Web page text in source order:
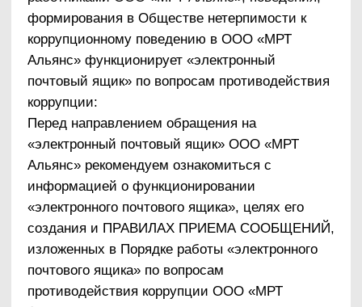
информацией о функционировании
«электронного почтового ящика», целях его
создания и ПРАВИЛАХ ПРИЕМА СООБЩЕНИЙ,
почтового ящика» по вопросам
противодействия коррупции ООО «МРТ
Правила приема сообщений на «электронный
почтовый ящик»
На «электронный почтовый ящик» по вопросам
рассматривается информация о фактах:
коррупционных проявлений в действиях
конфликта интересов в действиях
работников ООО «МРТ Альянс».
анонимные обращения (без указания
фамилии гражданина, направившего